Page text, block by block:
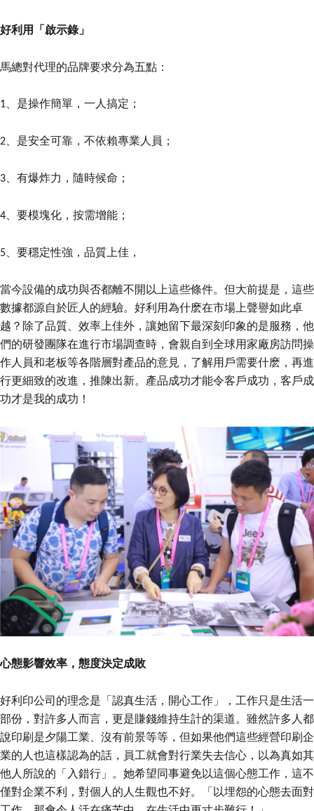
好利用 「啟示錄」
馬總對代理的品牌要求分為五點：
1 、是操作簡單，一人搞定；
2 、是安全可靠，不依賴專業人員；
3 、有爆炸力，隨時候命；
4 、要模塊化，按需增能；
5 、要穩定性強，品質上佳，
當今設備的成功與否都離不開以上這些條件。但大前提是，這些
數據都源自於匠人的經驗。好利用為什麽在市場上聲譽如此卓
越？除了品質、效率上佳外，讓她留下最深刻印象的是服務，他
們的研發團隊在進行市場調查時，會親自到全球用家廠房訪問操
作人員和老板等各階層對產品的意見，了解用戶需要什麽，再進
行更細致的改進，推陳出新。產品成功才能令客戶成功，客戶成
功才是我的成功！
心態影響效率，態度決定成敗
好利印公司的理念是「認真生活，開心工作」，工作只是生活一
部份，對許多人而言，更是賺錢維持生計的渠道。雖然許多人都
說印刷是夕陽工業、沒有前景等等，但如果他們這些經營印刷企
業的人也這樣認為的話，員工就會對行業失去信心，以為真如其
他人所說的「入錯行」。她希望同事避免以這個心態工作，這不
僅對企業不利，對個人的人生觀也不好。「以埋怨的心態去面對